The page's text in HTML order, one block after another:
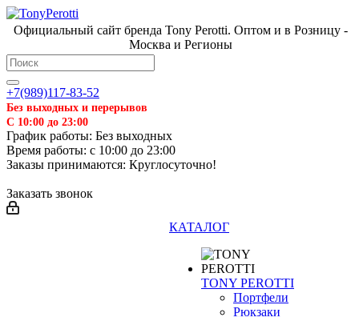
Официальный сайт бренда Tony Perotti. Оптом и в Розницу -
Москва и Регионы
+7(989)117-83-52
Без выходных и перерывов
С 10:00 до 23:00
График работы: Без выходных
Время работы: с 10:00 до 23:00
Заказы принимаются: Круглосуточно!
Заказать звонок
КАТАЛОГ
TONY PEROTTI
Портфели
Рюкзаки